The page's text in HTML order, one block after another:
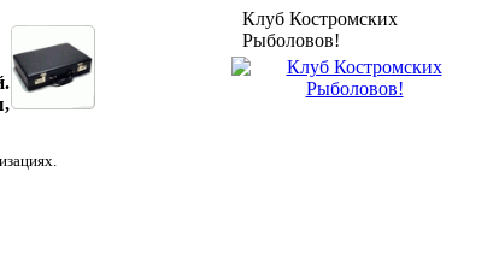
Клуб Костромских
Рыболовов!